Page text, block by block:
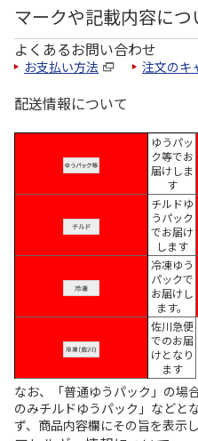
マークや記載内容につ
よくあるお問い合わせ
お支払い方法 注文のキ
配送情報について
ゆうパッ
ク等でお
届けしま
す
チルドゆ
うパック
でお届け
します
冷凍ゆう
パックで
お届けし
ます。
佐川急便
でのお届
けとなり
ます
なお、「普通ゆうパック」の場
のみチルドゆうパック」などと
ず、商品内容欄にその旨を表示し